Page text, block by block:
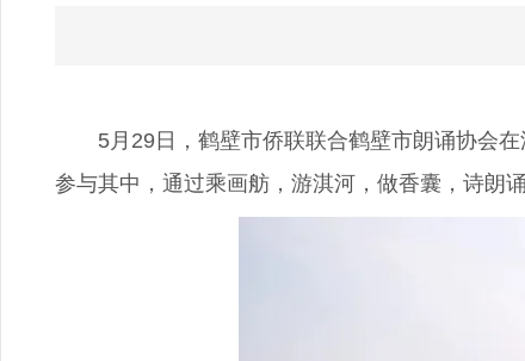
5月29日，鹤壁市侨联联合鹤壁市朗诵协会在
参与其中，通过乘画舫，游淇河，做香囊，诗朗